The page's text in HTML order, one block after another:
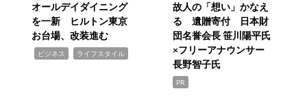
オールデイダイニング
を一新 ヒルトン東京
お台場、改装進む
ビジネス ライフスタイル
故人の「想い」かなえ
る 遺贈寄付 日本財
団名誉会長 笹川陽平氏
×フリーアナウンサー
長野智子氏
PR